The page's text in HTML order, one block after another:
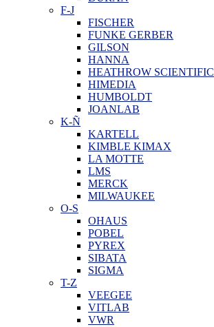
F-J
FISCHER
FUNKE GERBER
GILSON
HANNA
HEATHROW SCIENTIFIC
HIMEDIA
HUMBOLDT
JOANLAB
K-Ñ
KARTELL
KIMBLE KIMAX
LA MOTTE
LMS
MERCK
MILWAUKEE
O-S
OHAUS
POBEL
PYREX
SIBATA
SIGMA
T-Z
VEEGEE
VITLAB
VWR